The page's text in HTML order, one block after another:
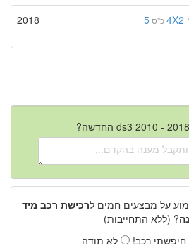
4X2
5
2018
על מבצעים חמים לרכישת רכב מיד
? (ללא התחייבות)
חיפשתי רכב!
לא תודה